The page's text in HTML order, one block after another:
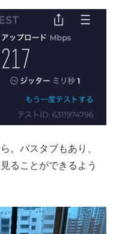
。バスタブもあり、
ることができるよう